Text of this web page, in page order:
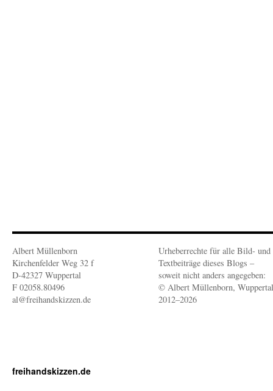
Albert Müllenborn
Kirchenfelder Weg 32 f
D-42327 Wuppertal
F 02058.80496
al@freihandskizzen.de
Urheberrechte für alle Bild- und
Textbeiträge dieses Blogs –
soweit nicht anders angegeben:
© Albert Müllenborn, Wuppertal
2012–2026
freihandskizzen.de